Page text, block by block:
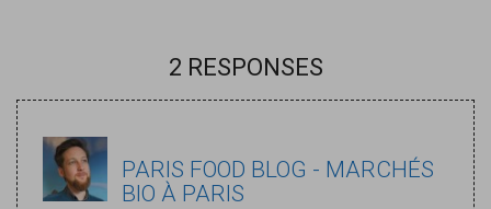
2 RESPONSES
PARIS FOOD BLOG - MARCHÉS
BIO À PARIS